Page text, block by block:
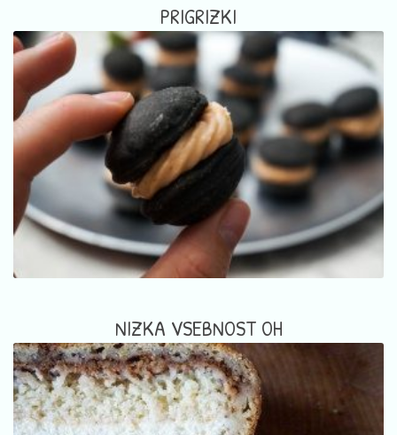
PRIGRIZKI
NIZKA VSEBNOST OH